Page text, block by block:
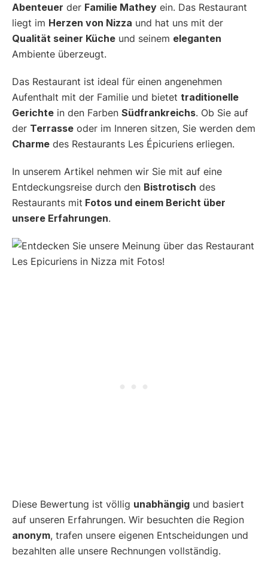
Abenteuer der Familie Mathey ein. Das Restaurant
liegt im Herzen von Nizza und hat uns mit der
Qualität seiner Küche und seinem eleganten
Ambiente überzeugt.
Das Restaurant ist ideal für einen angenehmen
Aufenthalt mit der Familie und bietet traditionelle
Gerichte in den Farben Südfrankreichs. Ob Sie auf
der Terrasse oder im Inneren sitzen, Sie werden dem
Charme des Restaurants Les Épicuriens erliegen.
In unserem Artikel nehmen wir Sie mit auf eine
Entdeckungsreise durch den Bistrotisch des
Restaurants mit Fotos und einem Bericht über
unsere Erfahrungen.
Diese Bewertung ist völlig unabhängig und basiert
auf unseren Erfahrungen. Wir besuchten die Region
anonym, trafen unsere eigenen Entscheidungen und
bezahlten alle unsere Rechnungen vollständig.